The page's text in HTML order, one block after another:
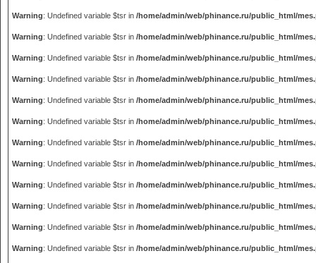
Warning: Undefined variable $tsr in /home/admin/web/phinance.ru/public_html/
Warning: Undefined variable $tsr in /home/admin/web/phinance.ru/public_html/
Warning: Undefined variable $tsr in /home/admin/web/phinance.ru/public_html/
Warning: Undefined variable $tsr in /home/admin/web/phinance.ru/public_html/
Warning: Undefined variable $tsr in /home/admin/web/phinance.ru/public_html/
Warning: Undefined variable $tsr in /home/admin/web/phinance.ru/public_html/
Warning: Undefined variable $tsr in /home/admin/web/phinance.ru/public_html/
Warning: Undefined variable $tsr in /home/admin/web/phinance.ru/public_html/
Warning: Undefined variable $tsr in /home/admin/web/phinance.ru/public_html/
Warning: Undefined variable $tsr in /home/admin/web/phinance.ru/public_html/
Warning: Undefined variable $tsr in /home/admin/web/phinance.ru/public_html/
Warning: Undefined variable $tsr in /home/admin/web/phinance.ru/public_html/